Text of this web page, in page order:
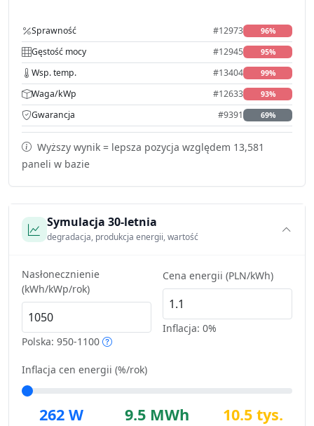
Sprawność #12973 96%
Gęstość mocy #12945 95%
Wsp. temp. #13404 99%
Waga/kWp #12633 93%
Gwarancja #9391 69%
Wyższy wynik = lepsza pozycja względem 13,581
paneli w bazie
Symulacja 30-letnia
degradacja, produkcja energii, wartość
Nasłonecznienie
(kWh/kWp/rok)
Polska: 950-1100
Cena energii (PLN/kWh)
Inflacja: 0%
Inflacja cen energii (%/rok)
262 W 9.5 MWh
10.5 tys.